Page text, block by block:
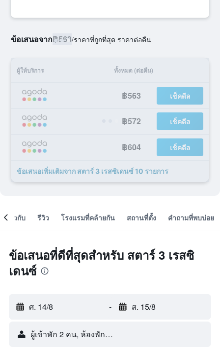
ข้อเสนอจาก฿563/ราคาที่ถูกที่สุด ราคาต่อคืน
ผู้ให้บริการ ทั้งหมด (ต่อคืน)
฿563 เช็คดีล
฿572 เช็คดีล
฿604 เช็คดีล
ข้อเสนอเพิ่มเติมจาก สตาร์ 3 เรสซิเดนซ์ 10 รายการ
เกี่ยวกับ รีวิว โรงแรมที่คล้ายกัน สถานที่ตั้ง คำถามที่พบบ่อย
ข้อเสนอที่ดีที่สุดสำหรับ สตาร์ 3 เรสซิ
เดนซ์
ศ. 14/8 - ส. 15/8
ผู้เข้าพัก 2 คน, ห้องพัก 1 ห้อง